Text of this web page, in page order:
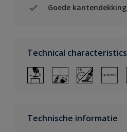
Goede kantendekking
Technical characteristics
Technische informatie